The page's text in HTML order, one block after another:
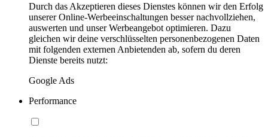
Durch das Akzeptieren dieses Dienstes können wir den Erfolg
unserer Online-Werbeeinschaltungen besser nachvollziehen,
auswerten und unser Werbeangebot optimieren. Dazu
gleichen wir deine verschlüsselten personenbezogenen Daten
mit folgenden externen Anbietenden ab, sofern du deren
Dienste bereits nutzt:
Google Ads
Performance